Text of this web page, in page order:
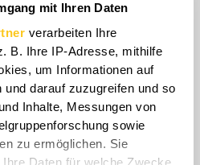
mit Ihren Daten
verarbeiten Ihre
B. Ihre IP-Adresse, mithilfe
um Informationen auf
darauf zuzugreifen und so
Inhalte, Messungen von
sowie
zu ermöglichen. Sie
seine volle
sichern sie sich
eine Integration in die
des nigerianischen
Führung
etwa achtzig Prozent
Ölsektor für den Staat